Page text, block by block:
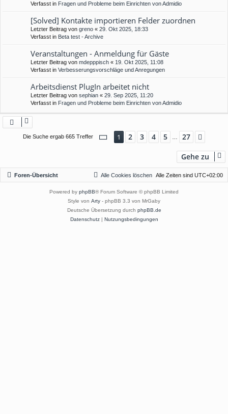
Verfasst in Fragen und Probleme beim Einrichten von Admidio
[Solved] Kontakte importieren Felder zuordnen
Letzter Beitrag von greno « 29. Okt 2025, 18:33
Verfasst in Beta test - Archive
Veranstaltungen - Anmeldung für Gäste
Letzter Beitrag von mdepppisch « 19. Okt 2025, 11:08
Verfasst in Verbesserungsvorschläge und Anregungen
Arbeitsdienst PlugIn arbeitet nicht
Letzter Beitrag von sephian « 29. Sep 2025, 11:20
Verfasst in Fragen und Probleme beim Einrichten von Admidio
Die Suche ergab 665 Treffer Seite 1 von 27
1 2 3 4 5 27
Gehe zu
Foren-Übersicht Alle Zeiten sind UTC+02:00
Alle Cookies löschen
Powered by phpBB® Forum Software © phpBB Limited
Style von Arty - phpBB 3.3 von MrGaby
Deutsche Übersetzung durch phpBB.de
Datenschutz| Nutzungsbedingungen